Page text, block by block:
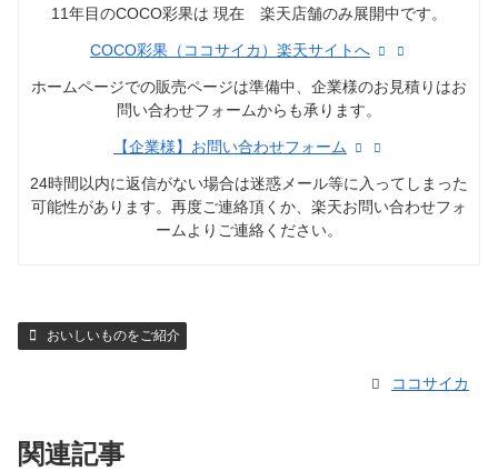
11年目のCOCO彩果は 現在 楽天店舗のみ展開中です。
COCO彩果（ココサイカ）楽天サイトへ
ホームページでの販売ページは準備中、企業様のお見積りはお
問い合わせフォームからも承ります。
【企業様】お問い合わせフォーム
24時間以内に返信がない場合は迷惑メール等に入ってしまった
可能性があります。再度ご連絡頂くか、楽天お問い合わせフォ
ームよりご連絡ください。
おいしいものをご紹介
ココサイカ
関連記事